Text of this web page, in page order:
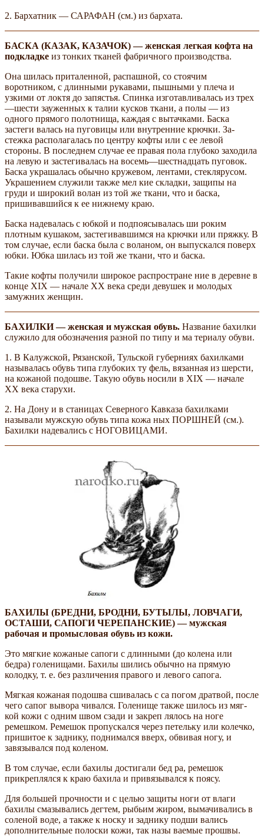
2. Бархатник — САРАФАН (см.) из бархата.
БАСКА (КАЗАК, КАЗАЧОК) — женская легкая кофта на
подкладке из тонких тканей фабричного производства.
Она шилась приталенной, распашной, со стоячим
воротником, с длинными рукавами, пышными у плеча и
узкими от локтя до запястья. Спинка изготавливалась из трех
—шести зауженных к талии кусков ткани, а полы — из
одного прямого полотнища, каждая с вытачками. Баска
застеги­ валась на пуговицы или внутренние крючки. За­
стежка располагалась по центру кофты или с ее левой
стороны. В последнем случае ее правая пола глубоко заходила
на левую и застегивалась на восемь—шестнадцать пуговок.
Баска украшалась обычно кружевом, лентами, стеклярусом.
Украшением служили также мел­ кие складки, защипы на
груди и широкий волан из той же ткани, что и баска,
пришивавшийся к ее нижнему краю.
Баска надевалась с юбкой и подпоясывалась ши­ роким
плотным кушаком, застегивавшимся на крючки или пряжку. В
том случае, если баска была с воланом, он выпускался поверх
юбки. Юбка шилась из той же ткани, что и баска.
Такие кофты получили широкое распростране­ ние в деревне в
конце XIX — начале XX века среди девушек и молодых
замужних женщин.
БАХИЛКИ — женская и мужская обувь. Название бахилки
служило для обозначения разной по типу и ма­ териалу обуви.
1. В Калужской, Рязанской, Тульской губерниях бахилками
называлась обувь типа глубоких ту­ фель, вязанная из шерсти,
на кожаной подошве. Такую обувь носили в XIX — начале
XX века старухи.
2. На Дону и в станицах Северного Кавказа бахилками
называли мужскую обувь типа кожа­ ных ПОРШНЕЙ (см.).
Бахилки надевались с НОГОВИЦАМИ.
БАХИЛЫ (БРЕДНИ, БРОДНИ, БУТЫЛЫ, ЛОВЧАГИ,
ОСТАШИ, САПОГИ ЧЕРЕПАНСКИЕ) — мужская
рабочая и промысловая обувь из кожи.
Это мягкие кожаные сапоги с длинными (до колена или
бедра) голенищами. Бахилы шились обычно на прямую
колодку, т. е. без различения правого и левого сапога.
Мягкая кожаная подошва сшивалась с са­ погом дратвой, после
чего сапог вывора­ чивался. Голенище также шилось из мяг­
кой кожи с одним швом сзади и закреп­ лялось на ноге
ремешком. Ремешок пропускался через петельку или колечко,
пришитое к заднику, поднимался вверх, обвивая ногу, и
завязывался под коленом.
В том случае, если бахилы достигали бед­ ра, ремешок
прикреплялся к краю бахила и привязывался к поясу.
Для большей прочности и с целью защиты ноги от влаги
бахилы смазывались дегтем, рыбьим жиром, вымачивались в
соленой воде, а также к носку и заднику подши­ вались
дополнительные полоски кожи, так назы­ ваемые прошвы.